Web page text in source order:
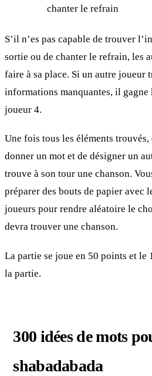
chanter le refrain
S’il n’es pas capable de trouver
sortie ou de chanter le refrain, les
faire à sa place. Si un autre joueur
informations manquantes, il gagne
joueur 4.
Une fois tous les éléments trouvés,
donner un mot et de désigner un
trouve à son tour une chanson.
préparer des bouts de papier avec
joueurs pour rendre aléatoire le
devra trouver une chanson.
La partie se joue en 50 points et le
la partie.
300 idées de mots
shabadabada